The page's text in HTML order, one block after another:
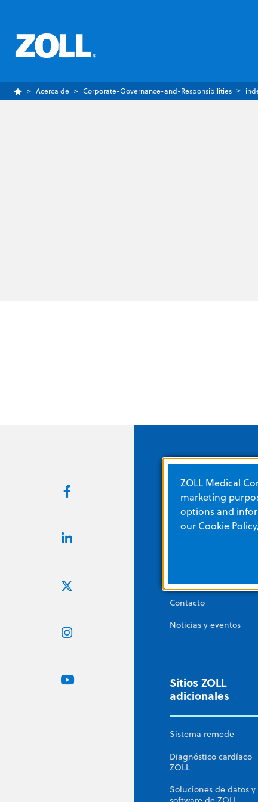
Acerca de Corporate-Governance-and-Responsibilities
Enlaces rápidos
Acerca de ZOLL
Contacto
Noticias y eventos
Sitios ZOLL
adicionales
Sistema remedē
Diagnóstico cardíaco
ZOLL
Soluciones de datos y
ZOLL Medical
marketing
options and
our Cookie Policy